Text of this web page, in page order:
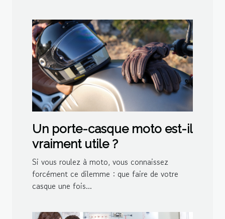
Un porte-casque moto est-il
vraiment utile ?
Si vous roulez à moto, vous connaissez
forcément ce dilemme : que faire de votre
casque une fois...